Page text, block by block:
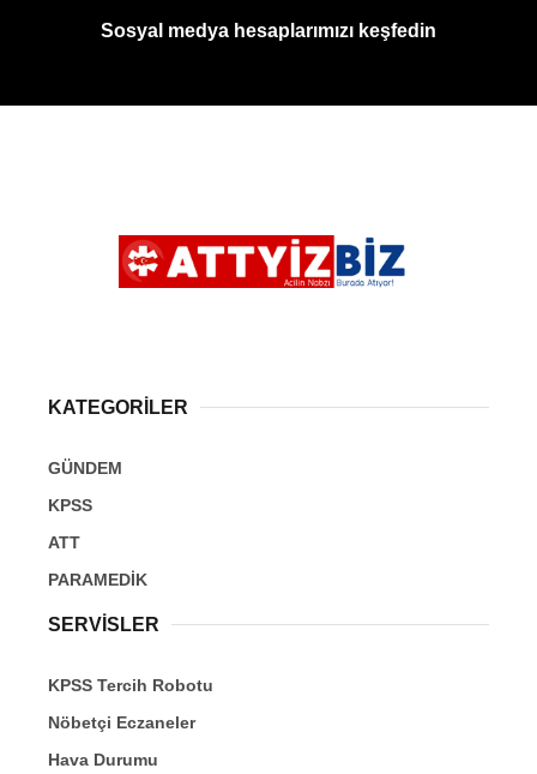
Sosyal medya hesaplarımızı keşfedin
KATEGORİLER
GÜNDEM
KPSS
ATT
PARAMEDİK
SERVİSLER
KPSS Tercih Robotu
Nöbetçi Eczaneler
Hava Durumu